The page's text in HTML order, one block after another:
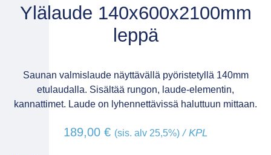
Ylälaude 140x600x2100mm
leppä
Saunan valmislaude näyttävällä pyöristetyllä 140mm
etulaudalla. Sisältää rungon, laude-elementin,
kannattimet. Laude on lyhennettävissä haluttuun mittaan.
189,00 € (sis. alv 25,5%) / KPL